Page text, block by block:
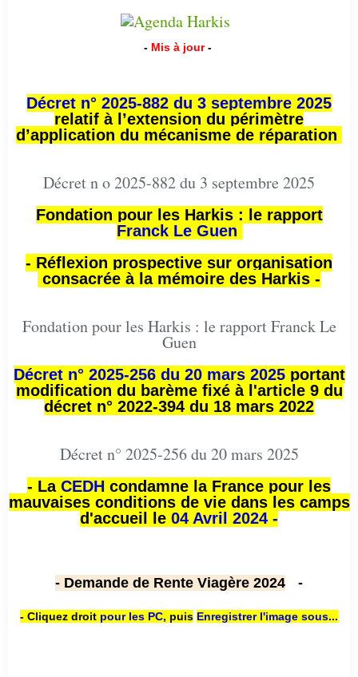
- Mis à jour -
Décret n° 2025-882 du 3 septembre 2025
relatif à l’extension du périmètre
d’application du mécanisme de réparation
Décret n o 2025-882 du 3 septembre 2025
Fondation pour les Harkis : le rapport
Franck Le Guen
- Réflexion prospective sur organisation
consacrée à la mémoire des Harkis -
Fondation pour les Harkis : le rapport Franck Le
Guen
Décret n° 2025-256 du 20 mars 2025portant
modification du barème fixé à l'article 9 du
décret n° 2022-394 du 18 mars 2022
Décret n° 2025-256 du 20 mars 2025
- La CEDH condamne la France pour les
mauvaises conditions de vie dans les camps
d'accueil le 04 Avril 2024 -
- Demande de Rente Viagère 2024 -
- Cliquez droit pour les PC, puis Enregistrer l'image sous...